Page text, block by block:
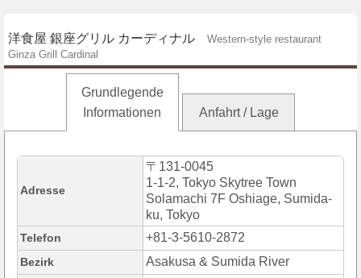
洋食屋 銀座グリル カーディナル
Western-style restaurant
Ginza Grill Cardinal
Grundlegende
Informationen
Anfahrt / Lage
Adresse
〒131-0045
1-1-2, Tokyo Skytree Town
Solamachi 7F Oshiage, Sumida-
ku, Tokyo
Telefon +81-3-5610-2872
Bezirk Asakusa & Sumida River